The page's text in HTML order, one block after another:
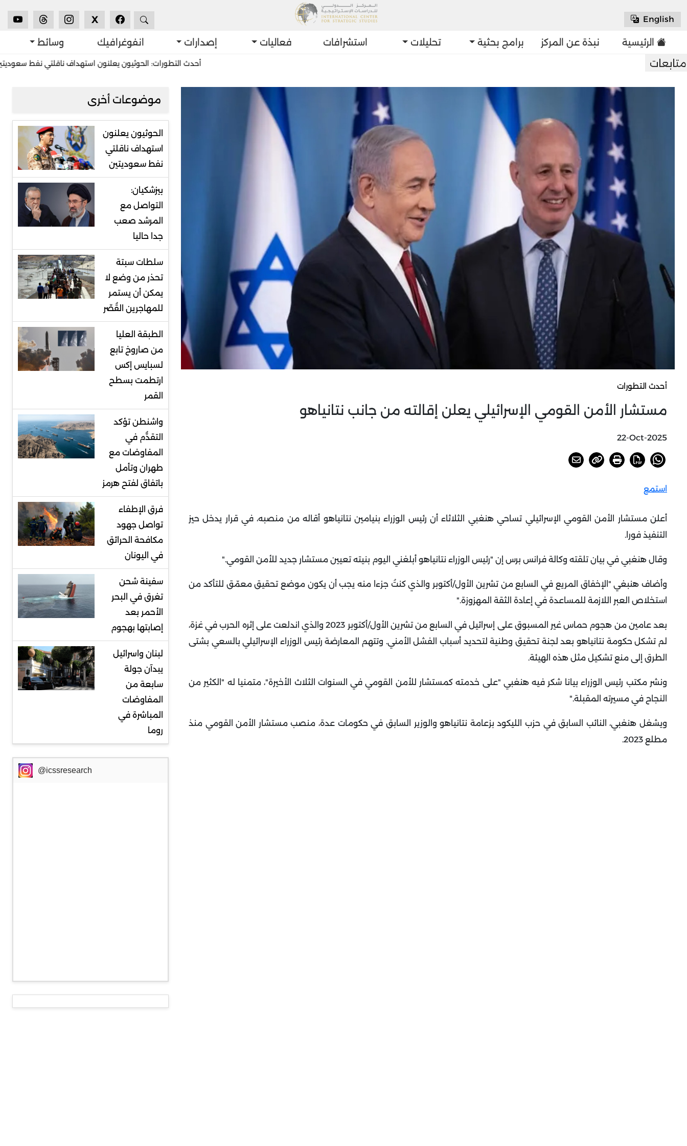
English
X
الرئيسية نبذة عن المركز برامج بحثية تحليلات استشرافات فعاليات إصدارات انفوغرافيك وسائط
أحدث التطورات: الحوثيون يعلنون استهداف ناقلتي نفط سعوديتين
أحدث التطورات
مستشار الأمن القومي الإسرائيلي يعلن إقالته من جانب نتانياهو
22-Oct-2025
استمع
أعلن مستشار الأمن القومي الإسرائيلي تساحي هنغبي الثلاثاء أن رئيس الوزراء بنيامين نتانياهو أقاله من منصبه، في قرار يدخل حيز
التنفيذ فورا .
وقال هنغبي في بيان تلقته وكالة فرانس برس إن "رئيس الوزراء نتانياهو أبلغني اليوم بنيته تعيين مستشار جديد للأمن القومي".
وأضاف هنبغي "الإخفاق المريع في السابع من تشرين الأول/أكتوبر والذي كنتُ جزءا منه يجب أن يكون موضع تحقيق معمّق للتأكد من
استخلاص العبر اللازمة للمساعدة في إعادة الثقة المهزوزة".
بعد عامين من هجوم حماس غير المسبوق على إسرائيل في السابع من تشرين الأول/أكتوبر 2023 والذي اندلعت على إثره الحرب في غزة،
لم تشكل حكومة نتانياهو بعد لجنة تحقيق وطنية لتحديد أسباب الفشل الأمني. وتتهم المعارضة رئيس الوزراء الإسرائيلي بالسعي بشتى
الطرق إلى منع تشكيل مثل هذه الهيئة.
ونشر مكتب رئيس الوزراء بيانا شكر فيه هنغبي "على خدمته كمستشار للأمن القومي في السنوات الثلاث الأخيرة"، متمنيا له "الكثير من
النجاح في مسيرته المقبلة".
ويشغل هنغبي، النائب السابق في حزب الليكود بزعامة نتانياهو والوزير السابق في حكومات عدة، منصب مستشار الأمن القومي منذ
مطلع 2023
.
موضوعات أخرى
الحوثيون يعلنون
استهداف ناقلتي
نفط سعوديتين
بيزشكيان:
التواصل مع
المرشد صعب
جدا حاليا
سلطات سبتة
تحذر من وضع لا
يمكن أن يستمر
للمهاجرين القُصّر
الطبقة العليا
من صاروخ تابع
لسبايس إكس
ارتطمت بسطح
القمر
واشنطن تؤكد
التقدُّم في
المفاوضات مع
طهران وتأمل
باتفاق لفتح هرمز
فرق الإطفاء
تواصل جهود
مكافحة الحرائق
في اليونان
سفينة شحن
تغرق في البحر
الأحمر بعد
إصابتها بهجوم
لبنان واسرائيل
يبدآن جولة
سابعة من
المفاوضات
المباشرة في
روما
@icssresearch